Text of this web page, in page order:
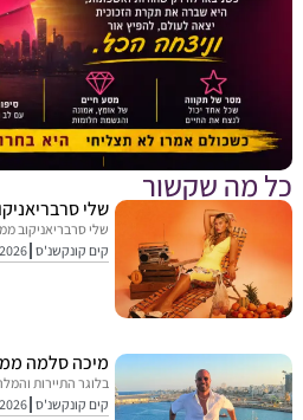
שקשור
שלי סרבריאניקוב
שלי סרבריאניקוב ממשיכה
קים קונקשנ'ס 07/08/2026
מיכה סלמה ממלא
בלוגר התיירות והמלהק
קים קונקשנ'ס 05/08/2026